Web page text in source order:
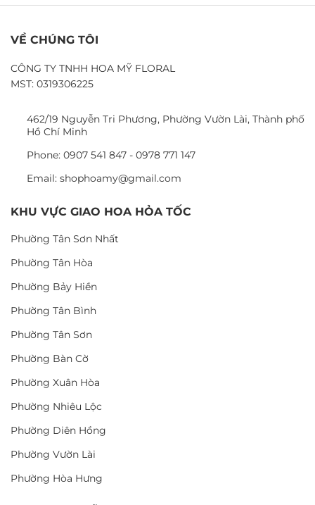
VỀ CHÚNG TÔI
CÔNG TY TNHH HOA MỸ FLORAL
MST: 0319306225
462/19 Nguyễn Tri Phương, Phường Vườn Lài, Thành phố
Hồ Chí Minh
Phone: 0907 541 847 - 0978 771 147
Email: shophoamy@gmail.com
KHU VỰC GIAO HOA HỎA TỐC
Phường Tân Sơn Nhất
Phường Tân Hòa
Phường Bảy Hiền
Phường Tân Bình
Phường Tân Sơn
Phường Bàn Cờ
Phường Xuân Hòa
Phường Nhiêu Lộc
Phường Diên Hồng
Phường Vườn Lài
Phường Hòa Hưng